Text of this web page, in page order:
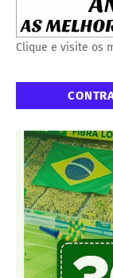
Clique e visite os